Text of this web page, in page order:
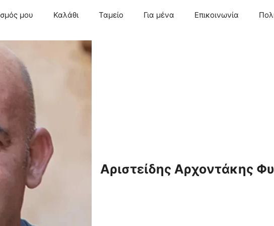
μου Καλάθι Ταμείο Για μένα Επικοινωνία
Αριστείδης Αρχοντάκης